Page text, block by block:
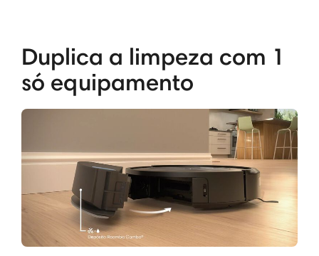
Duplica a limpeza com 1
só equipamento